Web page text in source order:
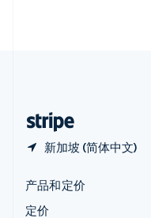
新加坡 (简体中文)
产品和定价
定价